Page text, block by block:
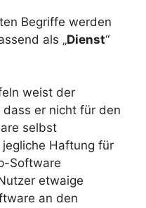
Begriffe werden
als „Dienst“
weist der
er nicht für den
selbst
Haftung für
Software
etwaige
an den